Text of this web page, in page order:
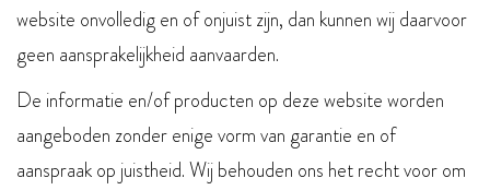
website onvolledig en of onjuist zijn, dan kunnen wij daarvoor
geen aansprakelijkheid aanvaarden.
De informatie en/of producten op deze website worden
aangeboden zonder enige vorm van garantie en of
aanspraak op juistheid. Wij behouden ons het recht voor om